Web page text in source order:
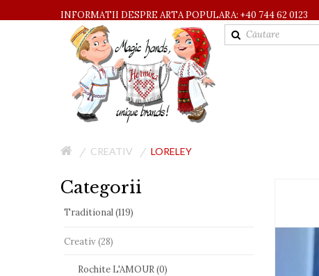
INFORMATII DESPRE ARTA POPULARA: +40 744 62 0123
CREATIV LORELEY
Categorii
Traditional (119)
Creativ (28)
Rochite L'AMOUR (0)